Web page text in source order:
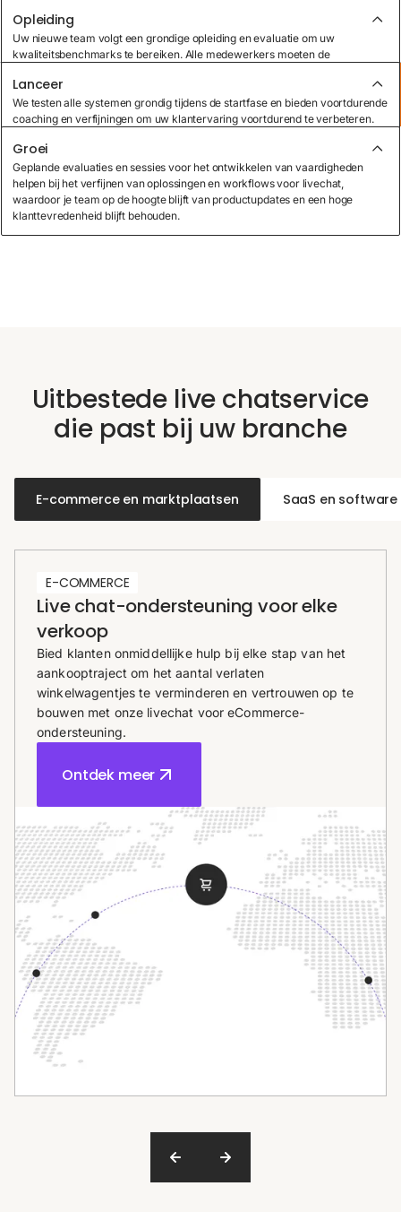
tegelijkertijd voldoen aan uw bedrijfsdoelstellingen.
Opleiding
Uw nieuwe team volgt een grondige opleiding en evaluatie om uw
kwaliteitsbenchmarks te bereiken. Alle medewerkers moeten de
klantenservice te bieden via meerdere kanalen.
Lanceer
Lanceer
We testen alle systemen grondig tijdens de startfase en bieden voortdurende
coaching en verfijningen om uw klantervaring voortdurend te verbeteren.
Groei
Groei
Geplande evaluaties en sessies voor het ontwikkelen van vaardigheden
helpen bij het verfijnen van oplossingen en workflows voor livechat,
waardoor je team op de hoogte blijft van productupdates en een hoge
klanttevredenheid blijft behouden.
Uitbestede live chatservice
die past bij uw branche
E-commerce en marktplaatsen SaaS en software
E-COMMERCE
Live chat-ondersteuning voor elke
verkoop
Bied klanten onmiddellijke hulp bij elke stap van het
aankooptraject om het aantal verlaten
winkelwagentjes te verminderen en vertrouwen op te
bouwen met onze livechat voor eCommerce-
ondersteuning.
Ontdek meer